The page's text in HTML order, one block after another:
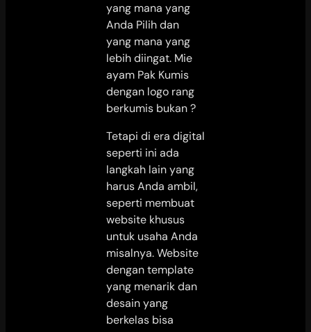
yang mana yang
Anda Pilih dan
yang mana yang
lebih diingat. Mie
ayam Pak Kumis
dengan logo rang
berkumis bukan ?
Tetapi di era digital
seperti ini ada
langkah lain yang
harus Anda ambil,
seperti membuat
website khusus
untuk usaha Anda
misalnya. Website
dengan template
yang menarik dan
desain yang
berkelas bisa